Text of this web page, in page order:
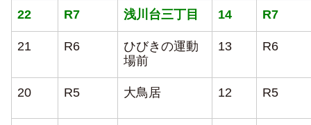
22 R7 浅川台三丁目 14 R7
21 R6
ひびきの運動
場前
13 R6
20 R5 大鳥居 12 R5